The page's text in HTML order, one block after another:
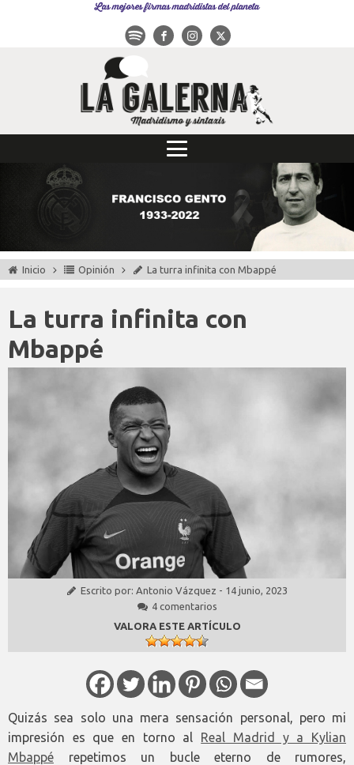
Las mejores firmas madridistas del planeta
Inicio Opinión La turra infinita con Mbappé
La turra infinita con
Mbappé
Escrito por: Antonio Vázquez - 14 junio, 2023
4 comentarios
VALORA ESTE ARTÍCULO
Quizás sea solo una mera sensación personal, pero mi
impresión es que en torno al Real Madrid y a Kylian
Mbappé repetimos un bucle eterno de rumores,